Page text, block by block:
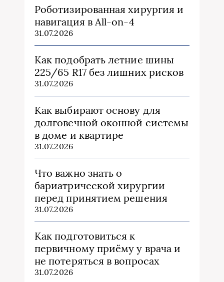
Роботизированная хирургия и
навигация в All-on-4
31.07.2026
Как подобрать летние шины
225/65 R17 без лишних рисков
31.07.2026
Как выбирают основу для
долговечной оконной системы
в доме и квартире
31.07.2026
Что важно знать о
бариатрической хирургии
перед принятием решения
31.07.2026
Как подготовиться к
первичному приёму у врача и
не потеряться в вопросах
31.07.2026